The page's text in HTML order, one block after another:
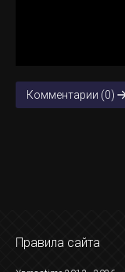
Комментарии (0)
Правила сайта